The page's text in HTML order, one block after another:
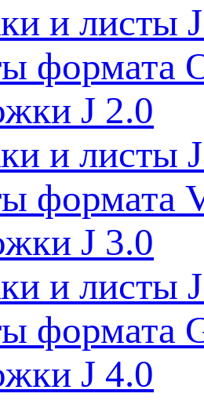
и листы
формата
J 2.0
и листы
формата
J 3.0
и листы
формата
J 4.0